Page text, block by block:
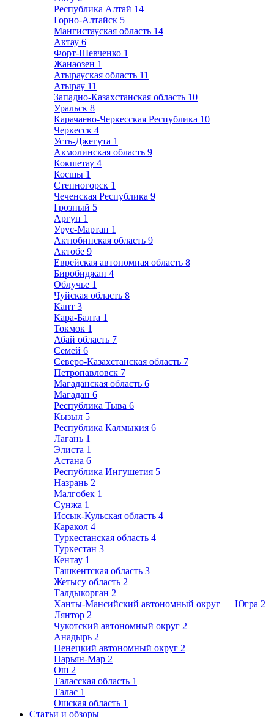
Республика Алтай 14
Горно-Алтайск 5
Мангистауская область 14
Актау 6
Форт-Шевченко 1
Жанаозен 1
Атырауская область 11
Атырау 11
Западно-Казахстанская область 10
Уральск 8
Карачаево-Черкесская Республика 10
Черкесск 4
Усть-Джегута 1
Акмолинская область 9
Кокшетау 4
Косшы 1
Степногорск 1
Чеченская Республика 9
Грозный 5
Аргун 1
Урус-Мартан 1
Актюбинская область 9
Актобе 9
Еврейская автономная область 8
Биробиджан 4
Облучье 1
Чуйская область 8
Кант 3
Кара-Балта 1
Токмок 1
Абай область 7
Семей 6
Северо-Казахстанская область 7
Петропавловск 7
Магаданская область 6
Магадан 6
Республика Тыва 6
Кызыл 5
Республика Калмыкия 6
Лагань 1
Элиста 1
Астана 6
Республика Ингушетия 5
Назрань 2
Малгобек 1
Сунжа 1
Иссык-Кульская область 4
Каракол 4
Туркестанская область 4
Туркестан 3
Кентау 1
Ташкентская область 3
Жетысу область 2
Талдыкорган 2
Ханты-Мансийский автономный округ — Югра 2
Лянтор 2
Чукотский автономный округ 2
Анадырь 2
Ненецкий автономный округ 2
Нарьян-Мар 2
Ош 2
Таласская область 1
Талас 1
Ошская область 1
Статьи и обзоры